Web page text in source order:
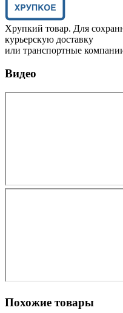
Хрупкий товар. Для
курьерскую доставку
или транспортные
Видео
Похожие товары